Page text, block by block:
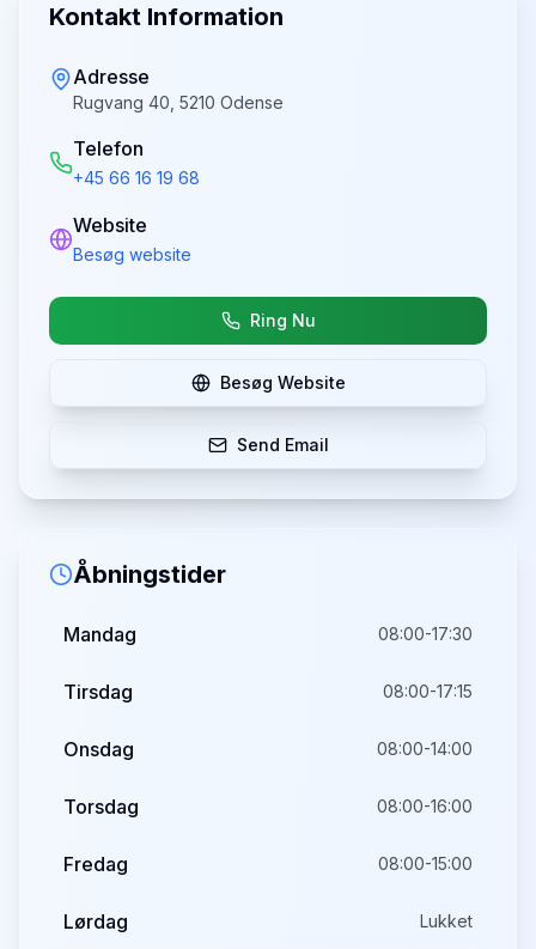
Kontakt Information
Adresse
Rugvang 40, 5210 Odense
Telefon
+45 66 16 19 68
Website
Besøg website
Ring Nu
Besøg Website
Send Email
Åbningstider
Mandag 08:00-17:30
Tirsdag 08:00-17:15
Onsdag 08:00-14:00
Torsdag 08:00-16:00
Fredag 08:00-15:00
Lørdag Lukket